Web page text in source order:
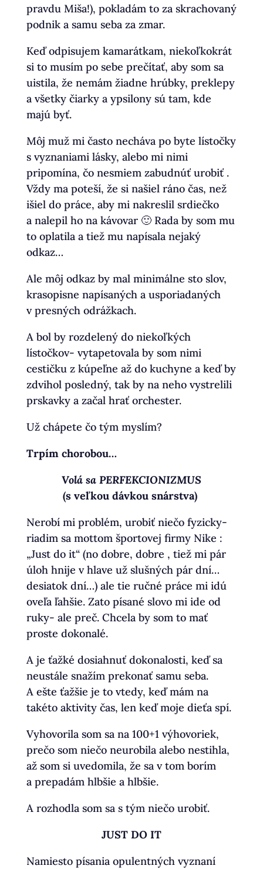
pravdu Miša!), pokladám to za skrachovaný
podnik a samu seba za zmar.
Keď odpisujem kamarátkam, niekoľkokrát
si to musím po sebe prečítať, aby som sa
uistila, že nemám žiadne hrúbky, preklepy
a všetky čiarky a ypsilony sú tam, kde
majú byť.
Môj muž mi často necháva po byte lístočky
s vyznaniami lásky, alebo mi nimi
pripomína, čo nesmiem zabudnúť urobiť .
Vždy ma poteší, že si našiel ráno čas, než
išiel do práce, aby mi nakreslil srdiečko
a nalepil ho na kávovar 🙂 Rada by som mu
to oplatila a tiež mu napísala nejaký
odkaz…
Ale môj odkaz by mal minimálne sto slov,
krasopisne napísaných a usporiadaných
v presných odrážkach.
A bol by rozdelený do niekoľkých
lístočkov- vytapetovala by som nimi
cestičku z kúpeľne až do kuchyne a keď by
zdvihol posledný, tak by na neho vystrelili
prskavky a začal hrať orchester.
Už chápete čo tým myslím?
Trpím chorobou…
Volá sa PERFEKCIONIZMUS
(s veľkou dávkou snárstva)
Nerobí mi problém, urobiť niečo fyzicky-
riadim sa mottom športovej firmy Nike :
„Just do it“ (no dobre, dobre , tiež mi pár
úloh hnije v hlave už slušných pár dní…
desiatok dní…) ale tie ručné práce mi idú
oveľa ľahšie. Zato písané slovo mi ide od
ruky- ale preč. Chcela by som to mať
proste dokonalé.
A je ťažké dosiahnuť dokonalosti, keď sa
neustále snažím prekonať samu seba.
A ešte ťažšie je to vtedy, keď mám na
takéto aktivity čas, len keď moje dieťa spí.
Vyhovorila som sa na 100+1 výhovoriek,
prečo som niečo neurobila alebo nestihla,
až som si uvedomila, že sa v tom borím
a prepadám hlbšie a hlbšie.
A rozhodla som sa s tým niečo urobiť.
JUST DO IT
Namiesto písania opulentných vyznaní